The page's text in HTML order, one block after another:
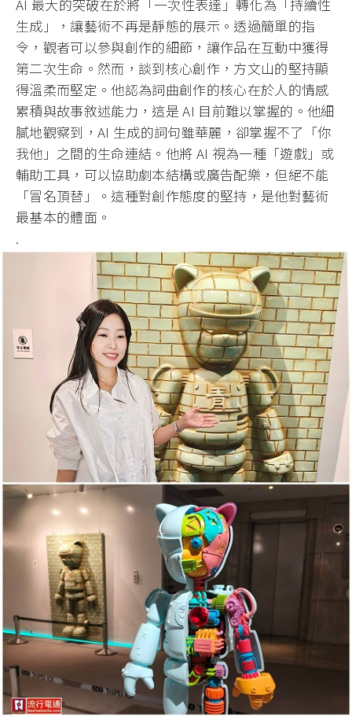
AI 最大的突破在於將「一次性表達」轉化為「持續性
生成」，讓藝術不再是靜態的展示。透過簡單的指
令，觀者可以參與創作的細節，讓作品在互動中獲得
第二次生命。然而，談到核心創作，方文山的堅持顯
得溫柔而堅定。他認為詞曲創作的核心在於人的情感
累積與故事敘述能力，這是 AI 目前難以掌握的。他細
膩地觀察到，AI 生成的詞句雖華麗，卻掌握不了「你
我他」之間的生命連結。他將 AI 視為一種「遊戲」或
輔助工具，可以協助劇本結構或廣告配樂，但絕不能
「冒名頂替」。這種對創作態度的堅持，是他對藝術
最基本的體面。
.